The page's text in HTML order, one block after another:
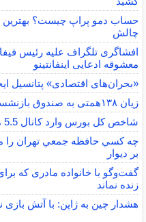
حساب دمو پراپ چیست؟ بهترین
چالش
افشاگری تلگراف علیه رئیس
معشوقه ادعایی اینفانتینو
«بحران‌های اقتصادی» پتانسیل
زیان ۱۳۸همتی به صندوق بازنشستگی نفت
شاخص کل بورس وارد کانال 5.5 میلیون واحد شد
چه كسي حافظه جمعي تهران را
بر ديوار
گفت‌وگو با خانواده مادری که
زنده نماند
هشدار چین به ژاپن: با آتش بازی